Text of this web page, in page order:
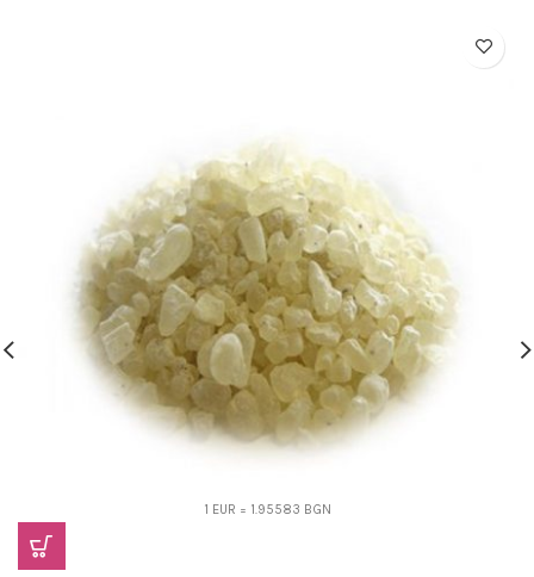
1 EUR = 1.95583 BGN